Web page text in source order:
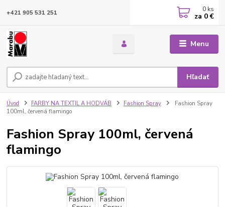
Menu
Hľadať
+421 905 531 251 0 ks
za 0 €
Úvod FARBY NA TEXTIL A HODVÁB Fashion Spray
Fashion Spray
100ml, červená flamingo
Fashion Spray 100ml, červená
flamingo